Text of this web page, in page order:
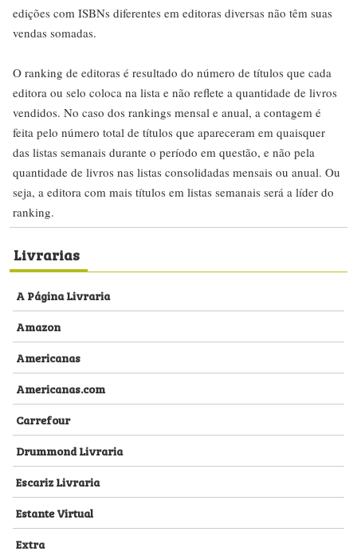
edições com ISBNs diferentes em editoras diversas não têm suas
vendas somadas.
O ranking de editoras é resultado do número de títulos que cada
editora ou selo coloca na lista e não reflete a quantidade de livros
vendidos. No caso dos rankings mensal e anual, a contagem é
feita pelo número total de títulos que apareceram em quaisquer
das listas semanais durante o período em questão, e não pela
quantidade de livros nas listas consolidadas mensais ou anual. Ou
seja, a editora com mais títulos em listas semanais será a líder do
ranking.
Livrarias
A Página Livraria
Amazon
Americanas
Americanas.com
Carrefour
Drummond Livraria
Escariz Livraria
Estante Virtual
Extra